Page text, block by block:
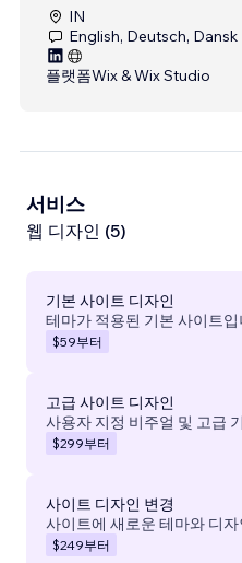
IN
English, Deutsch, Dansk
플랫폼Wix & Wix Studio
서비스
웹 디자인 (5)
기본 사이트 디자인
테마가 적용된 기본 사이트입
$59부터
고급 사이트 디자인
사용자 지정 비주얼 및 고급
$299부터
사이트 디자인 변경
사이트에 새로운 테마와 디
$249부터